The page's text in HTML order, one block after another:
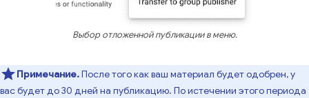
Выбор отложенной публикации в меню.
Примечание.После того как ваш материал будет одобрен, у
вас будет до 30 дней на публикацию. По истечении этого периода